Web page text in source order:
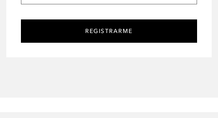
REGISTRARME